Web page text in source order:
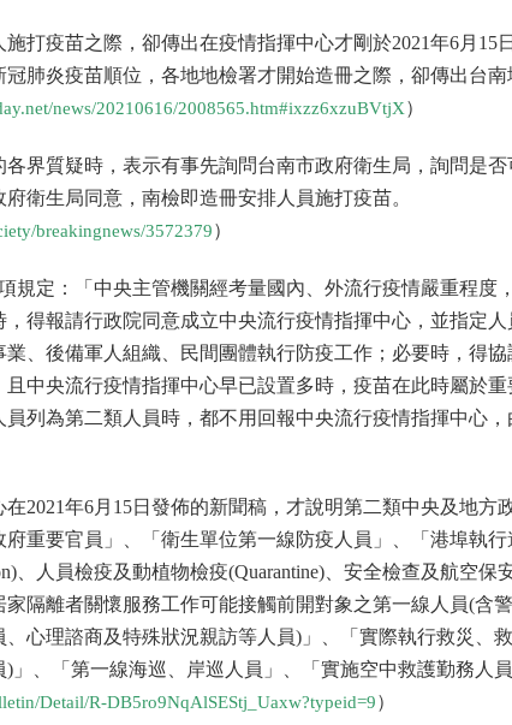
打疫苗之際，卻傳出在疫情指揮中心才剛於2021年6月15
肺炎疫苗順位，各地地檢署才開始造冊之際，卻傳出台
news/20210616/2008565.htm#ixzz6xzuBVtjX）
界質疑時，表示有事先詢問台南市政府衛生局，詢問是
衛生局同意，南檢即造冊安排人員施打疫苗。
breakingnews/3572379）
規定：「中央主管機關經考量國內、外流行疫情嚴重程度
得報請行政院同意成立中央流行疫情指揮中心，並指定
、後備軍人組織、民間團體執行防疫工作；必要時，得
中央流行疫情指揮中心早已設置多時，疫苗在此時屬於
列為第二類人員時，都不用回報中央流行疫情指揮中心
2021年6月15日發佈的新聞稿，才說明第二類中央及地方
重要官員」、「衛生單位第一線防疫人員」、「港埠執
、人員檢疫及動植物檢疫(Quarantine)、安全檢查及航空保
家隔離者關懷服務工作可能接觸前開對象之第一線人員(含
心理諮商及特殊狀況親訪等人員)」、「實際執行救災、
」、「第一線海巡、岸巡人員」、「實施空中救護勤務人
Detail/R-DB5ro9NqAlSEStj_Uaxw?typeid=9）